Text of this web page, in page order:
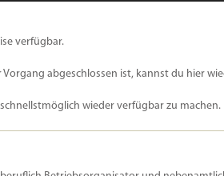
verfügbar.
abgeschlossen ist, kannst du hier
wieder verfügbar zu machen.